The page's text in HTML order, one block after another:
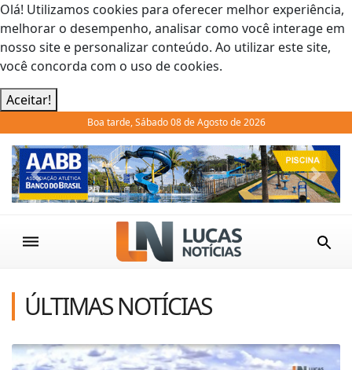
Olá! Utilizamos cookies para oferecer melhor experiência,
melhorar o desempenho, analisar como você interage em
nosso site e personalizar conteúdo. Ao utilizar este site,
você concorda com o uso de cookies.
Aceitar!
Boa tarde, Sábado 08 de Agosto de 2026
Previous Next
ÚLTIMAS NOTÍCIAS